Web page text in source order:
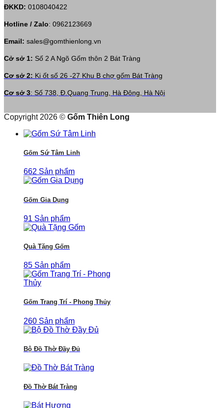
ĐKKD: 0108040422
Hotline / Zalo: 0962123669
Email: sales@gomthienlong.vn
Cở sở 1: Số 2 A Ngõ Gốm thôn 2 Bát Tràng
Cơ sở 2: Ki ốt số 26 -27 Khu B chợ gốm Bát Tràng
Cơ sở 3: Số 738, Đ.Quang Trung, Hà Đông, Hà Nội
Copyright 2026 © Gốm Thiên Long
Gốm Sứ Tâm Linh
662 Sản phẩm
Gốm Gia Dụng
91 Sản phẩm
Quà Tặng Gốm
85 Sản phẩm
Gốm Trang Trí - Phong Thủy
260 Sản phẩm
Bộ Đồ Thờ Đầy Đủ
Đồ Thờ Bát Tràng